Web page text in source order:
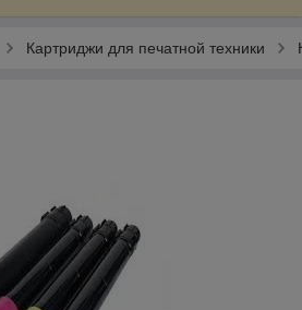
Картриджи для печатной техники